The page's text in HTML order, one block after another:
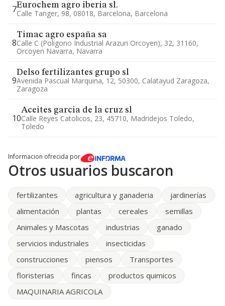
7Eurochem agro iberia sl.
Calle Tanger, 98, 08018, Barcelona, Barcelona
8
Timac agro españa sa
Calle C (poligono Industrial Arazuri Orcoyen), 32, 31160,
Orcoyen Navarra, Navarra
9
Delso fertilizantes grupo sl
Avenida Pascual Marquina, 12, 50300, Calatayud Zaragoza,
Zaragoza
10
Aceites garcia de la cruz sl
Calle Reyes Catolicos, 23, 45710, Madridejos Toledo,
Toledo
Informacion ofrecida por
Otros usuarios buscaron
fertilizantes agricultura y ganaderia
jardinerías
alimentación
plantas cereales
semillas
Animales y Mascotas
industrias
ganado
servicios industriales
insecticidas
construcciones
piensos
Transportes
floristerias
fincas
productos quimicos
MAQUINARIA AGRICOLA